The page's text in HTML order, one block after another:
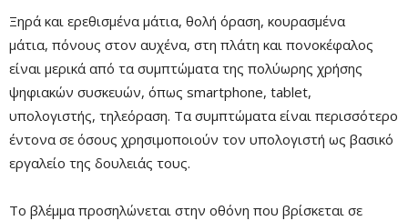
Ξηρά και ερεθισμένα μάτια, θολή όραση, κουρασμένα
μάτια, πόνους στον αυχένα, στη πλάτη και πονοκέφαλος
είναι μερικά από τα συμπτώματα της πολύωρης χρήσης
ψηφιακών συσκευών, όπως smartphone, tablet,
υπολογιστής, τηλεόραση. Τα συμπτώματα είναι περισσότερο
έντονα σε όσους χρησιμοποιούν τον υπολογιστή ως βασικό
εργαλείο της δουλειάς τους.
Το βλέμμα προσηλώνεται στην οθόνη που βρίσκεται σε